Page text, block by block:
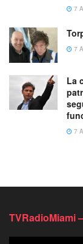
7
7
La
7
TVRadioMiami